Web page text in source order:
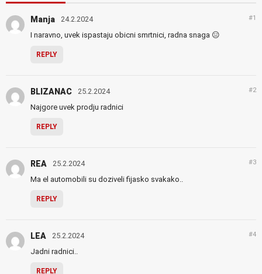
Manja 24.2.2024 #1
I naravno, uvek ispastaju obicni smrtnici, radna snaga 😑
REPLY
BLIZANAC 25.2.2024 #2
Najgore uvek prodju radnici
REPLY
REA 25.2.2024 #3
Ma el automobili su doziveli fijasko svakako..
REPLY
LEA 25.2.2024 #4
Jadni radnici..
REPLY